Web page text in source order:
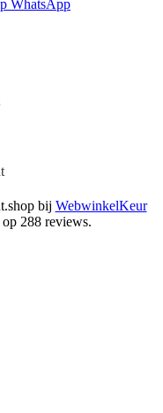
WhatsApp
bij WebwinkelKeur
288 reviews.